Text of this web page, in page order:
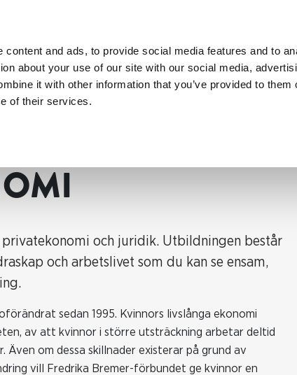
content and ads, to provide social media features and to
about your use of our site with our social media,
it with other information that you’ve provided to them
of their services.
och juridik. Utbildningen består
och arbetslivet som du kan se ensam,
sedan 1995. Kvinnors livslånga ekonomi
av att kvinnor i större utsträckning arbetar deltid
om dessa skillnader existerar på grund av
vill Fredrika Bremer-förbundet ge kvinnor en